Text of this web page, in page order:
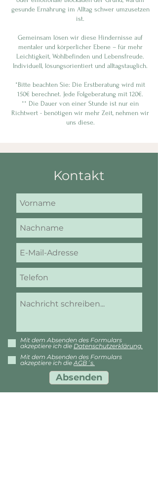
gesunde Ernährung im Alltag schwer umzusetzen
ist.
Gemeinsam lösen wir diese Hindernisse auf
mentaler und körperlicher Ebene – für mehr
Leichtigkeit, Wohlbefinden und Lebensfreude.
Individuell, lösungsorientiert und alltagstauglich.
*Bitte beachten Sie: Die Erstberatung wird mit
150€ berechnet. Jede Folgeberatung mit 120€.
** Die Dauer von einer Stunde ist nur ein
Richtwert - benötigen wir mehr Zeit, nehmen wir
uns diese.
Kontakt
Mit dem Absenden des Formulars
akzeptiere ich die Datenschutzerklärung.
Mit dem Absenden des Formulars
akzeptiere ich die AGB´s.
Absenden